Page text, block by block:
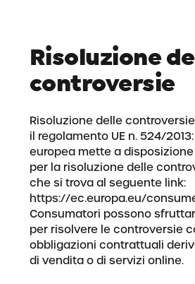
Risoluzione
controversie
Risoluzione delle
il regolamento UE n. 524/
europea mette a
per la risoluzione delle
che si trova al seguente link:
https://ec.europa.eu/
Consumatori possono
per risolvere le controversie
obbligazioni contrattuali
di vendita o di servizi online.